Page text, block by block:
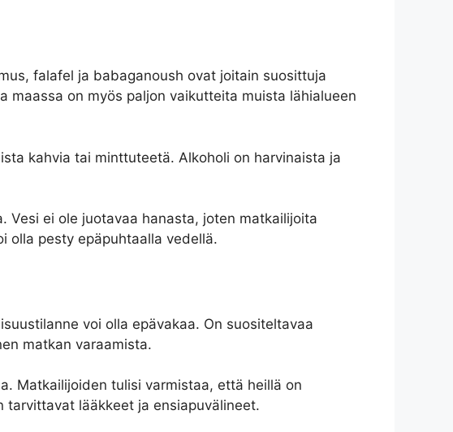
falafel ja babaganoush ovat joitain suosittuja
maassa on myös paljon vaikutteita muista lähialueen
kahvia tai minttuteetä. Alkoholi on harvinaista ja
Vesi ei ole juotavaa hanasta, joten matkailijoita
olla pesty epäpuhtaalla vedellä.
voi olla epävakaa. On suositeltavaa
matkan varaamista.
Matkailijoiden tulisi varmistaa, että heillä on
tarvittavat lääkkeet ja ensiapuvälineet.